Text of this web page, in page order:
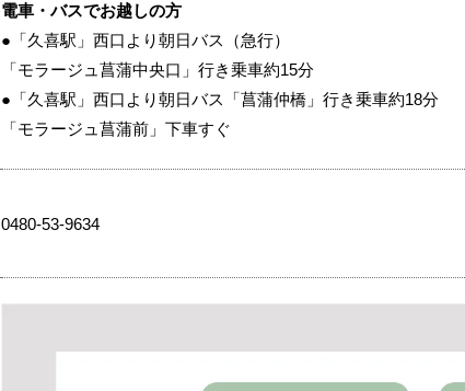
電車・バスでお越しの方
●「久喜駅」西口より朝日バス（急行）
「モラージュ菖蒲中央口」行き乗車約15分
●「久喜駅」西口より朝日バス「菖蒲仲橋」行き乗車約18分
「モラージュ菖蒲前」下車すぐ
0480-53-9634